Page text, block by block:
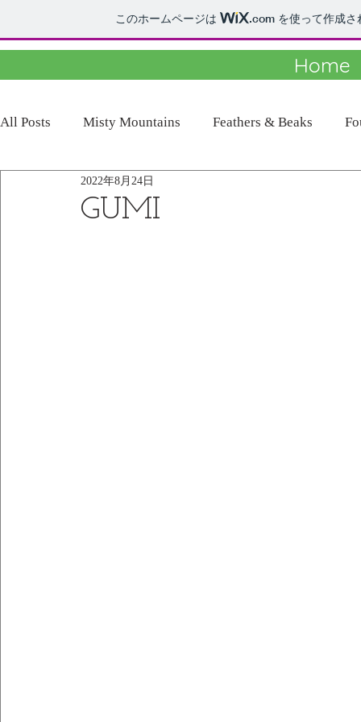
このホームページは .com を使って作成
Home
All Posts Misty Mountains Feathers & Beaks
GUMI
2022年8月24日